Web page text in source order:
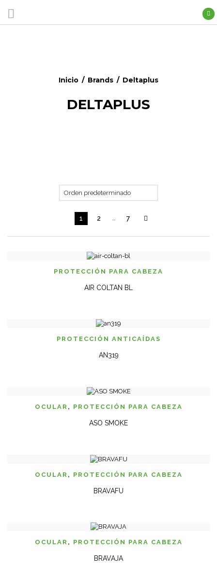
Inicio / Brands / Deltaplus
DELTAPLUS
1 2 … 7
PROTECCIÓN PARA CABEZA
AIR COLTAN BL
PROTECCIÓN ANTICAÍ­DAS
AN319
OCULAR , PROTECCIÓN PARA CABEZA
ASO SMOKE
OCULAR , PROTECCIÓN PARA CABEZA
BRAVAFU
OCULAR , PROTECCIÓN PARA CABEZA
BRAVAJA